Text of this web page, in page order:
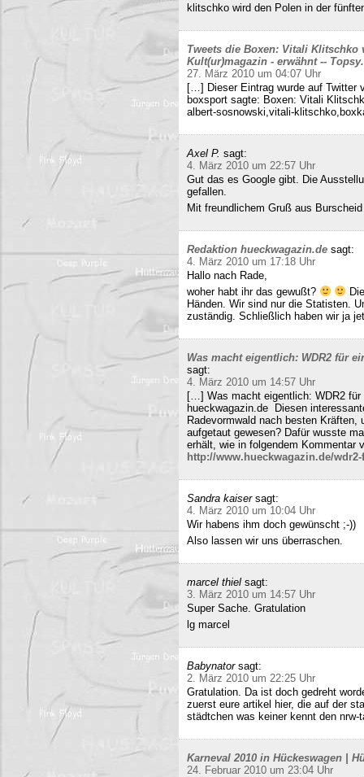
klitschko wird den Polen in der
Tweets die Boxen: Vitali Klitschko
Kult(ur)magazin - erwähnt --
27. März 2010 um 04:07 Uhr
[…] Dieser Eintrag wurde auf Twitter
boxsport sagte: Boxen: Vitali
albert-sosnowski,vitali-
Axel P. sagt:
4. März 2010 um 22:57 Uhr
Gut das es Google gibt. Die
gefallen.
Mit freundlichem Gruß aus Burscheid
Redaktion hueckwagazin.de sagt:
4. März 2010 um 17:18 Uhr
Hallo nach Rade,
woher habt ihr das gewußt?
Händen. Wir sind nur die Statisten.
zuständig. Schließlich haben wir ja
Was macht eigentlich: WDR2 für
sagt:
4. März 2010 um 14:57 Uhr
[…] Was macht eigentlich: WDR2
hueckwagazin.de Diesen
Radevormwald nach besten
aufgetaut gewesen? Dafür wusste
erhält, wie in folgendem Kommentar
http://www.hueckwagazin.de/
Sandra kaiser sagt:
4. März 2010 um 10:04 Uhr
Wir habens ihm doch gewünscht ;-))
Also lassen wir uns überraschen.
marcel thiel sagt:
3. März 2010 um 14:57 Uhr
Super Sache. Gratulation
lg marcel
Babynator sagt:
2. März 2010 um 22:25 Uhr
Gratulation. Da ist doch gedreht
zuerst eure artikel hier, die auf der
städtchen was keiner kennt den nrw-
Karneval 2010 in Hückeswagen |
24. Februar 2010 um 23:04 Uhr